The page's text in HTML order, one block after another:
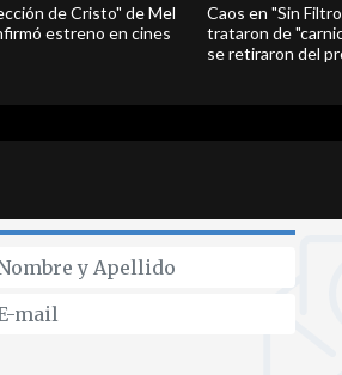
de Cristo" de Mel
estreno en cines
Caos en "Sin
trataron de
se retiraron del